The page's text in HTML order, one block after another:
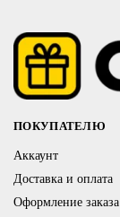
ПОКУПАТЕЛЮ
Аккаунт
Доставка и оплата
Оформление заказа